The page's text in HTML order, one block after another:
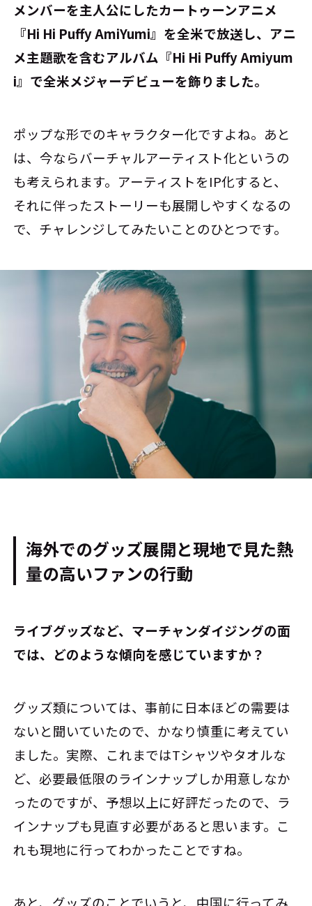
メンバーを主人公にしたカートゥーンアニメ
『Hi Hi Puffy AmiYumi』を全米で放送し、アニ
メ主題歌を含むアルバム『Hi Hi Puffy Amiyum
i』で全米メジャーデビューを飾りました。
ポップな形でのキャラクター化ですよね。あと
は、今ならバーチャルアーティスト化というの
も考えられます。アーティストをIP化すると、
それに伴ったストーリーも展開しやすくなるの
で、チャレンジしてみたいことのひとつです。
海外でのグッズ展開と現地で見た熱
量の高いファンの行動
――ライブグッズなど、マーチャンダイジングの面
では、どのような傾向を感じていますか？
グッズ類については、事前に日本ほどの需要は
ないと聞いていたので、かなり慎重に考えてい
ました。実際、これまではTシャツやタオルな
ど、必要最低限のラインナップしか用意しなか
ったのですが、予想以上に好評だったので、ラ
インナップも見直す必要があると思います。こ
れも現地に行ってわかったことですね。
あと、グッズのことでいうと、中国に行ってみ